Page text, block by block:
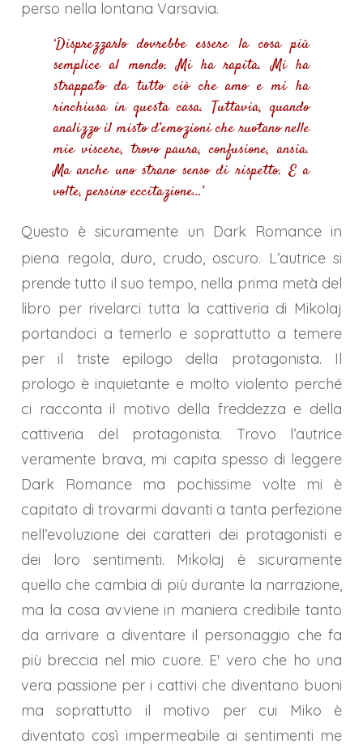
perso nella lontana Varsavia.
‘Disprezzarlo dovrebbe essere la cosa più
semplice al mondo. Mi ha rapita. Mi ha
strappato da tutto ciò che amo e mi ha
rinchiusa in questa casa. Tuttavia, quando
analizzo il misto d’emozioni che ruotano nelle
mie viscere, trovo paura, confusione, ansia.
Ma anche uno strano senso di rispetto. E a
volte, persino eccitazione…’
Questo è sicuramente un Dark Romance in
piena regola, duro, crudo, oscuro. L’autrice si
prende tutto il suo tempo, nella prima metà del
libro per rivelarci tutta la cattiveria di Mikolaj
portandoci a temerlo e soprattutto a temere
per il triste epilogo della protagonista. Il
prologo è inquietante e molto violento perché
ci racconta il motivo della freddezza e della
cattiveria del protagonista. Trovo l’autrice
veramente brava, mi capita spesso di leggere
Dark Romance ma pochissime volte mi è
capitato di trovarmi davanti a tanta perfezione
nell’evoluzione dei caratteri dei protagonisti e
dei loro sentimenti. Mikolaj è sicuramente
quello che cambia di più durante la narrazione,
ma la cosa avviene in maniera credibile tanto
da arrivare a diventare il personaggio che fa
più breccia nel mio cuore. E' vero che ho una
vera passione per i cattivi che diventano buoni
ma soprattutto il motivo per cui Miko è
diventato così impermeabile ai sentimenti me